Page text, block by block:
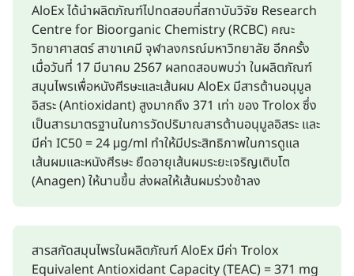
AloEx ได้นำผลิตภัณฑ์ไปทดสอบที่สถาบันวิจัย Research
Centre for Bioorganic Chemistry (RCBC) คณะ
วิทยาศาสตร์ สาขาเคมี จุฬาลงกรณ์มหาวิทยาลัย อีกครั้ง
เมื่อวันที่ 17 มีนาคม 2567 ผลทดสอบพบว่า ในผลิตภัณฑ์
สมุนไพรเพื่อหนังศีรษะและเส้นผม AloEx มีสารต้านอนุมูล
อิสระ (Antioxidant) สูงมากถึง 371 เท่า ของ Trolox ซึ่ง
เป็นสารมาตรฐานในการวัดปริมาณสารต้านอนุมูลอิสระ และ
มีค่า IC50 = 24 μg/ml ทำให้มีประสิทธิภาพในการดูแล
เส้นผมและหนังศีรษะ ยืดอายุเส้นผมระยะเจริญเติบโต
(Anagen) ให้นานขึ้น ส่งผลให้เส้นผมร่วงช้าลง
สารสกัดสมุนไพรในผลิตภัณฑ์ AloEx มีค่า Trolox
Equivalent Antioxidant Capacity (TEAC) = 371 mg